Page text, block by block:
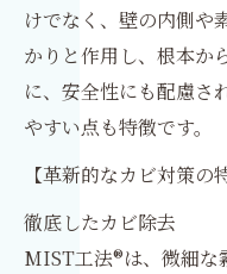
けでなく、壁の内側や
かりと作用し、根本か
に、安全性にも配慮さ
やすい点も特徴です。
【革新的なカビ対策の
徹底したカビ除去
MIST工法®は、微細な